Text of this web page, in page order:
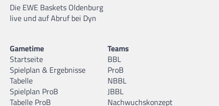
Die EWE Baskets Oldenburg
live und auf Abruf bei Dyn
Gametime
Startseite
Spielplan & Ergebnisse
Tabelle
Spielplan ProB
Tabelle ProB
Teams
BBL
ProB
NBBL
JBBL
Nachwuchskonzept